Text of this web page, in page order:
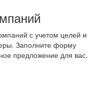
с учетом целей и
Заполните форму
предложение для вас.